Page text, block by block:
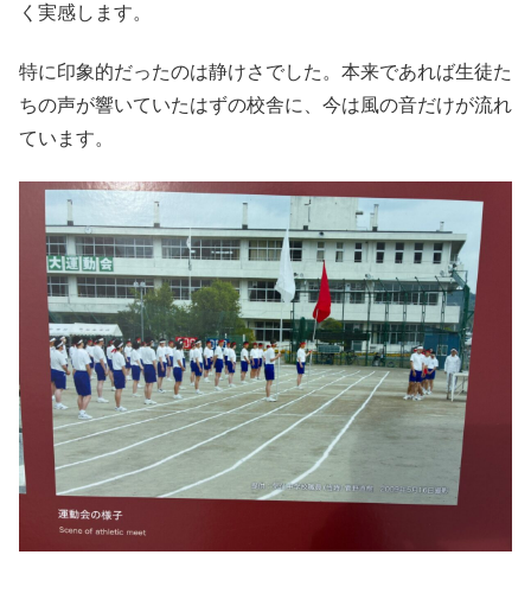
く実感します。
特に印象的だったのは静けさでした。本来であれば生徒た
ちの声が響いていたはずの校舎に、今は風の音だけが流れ
ています。